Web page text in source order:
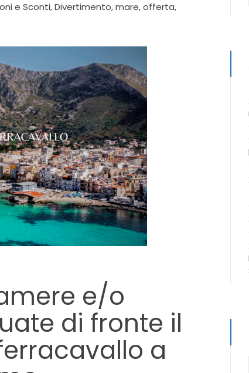
e Sconti,Divertimento,mare,offerta,
e/o
di fronte il
a